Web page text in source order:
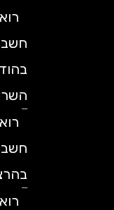
רואה
חשבון
בהוד
השרון
רואה
חשבון
בהרצליה
רואה